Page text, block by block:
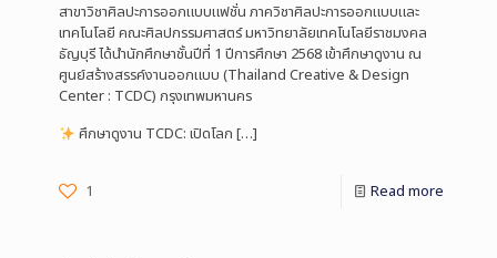
สาขาวิชาศิลปะการออกแบบแฟชั่น ภาควิชาศิลปะการออกแบบและ
เทคโนโลยี คณะศิลปกรรมศาสตร์ มหาวิทยาลัยเทคโนโลยีราชมงคล
ธัญบุรี ได้นำนักศึกษาชั้นปีที่ 1 ปีการศึกษา 2568 เข้าศึกษาดูงาน ณ
ศูนย์สร้างสรรค์งานออกแบบ (Thailand Creative & Design
Center : TCDC) กรุงเทพมหานคร
ศึกษาดูงาน TCDC: เปิดโลก […]
1 Read more